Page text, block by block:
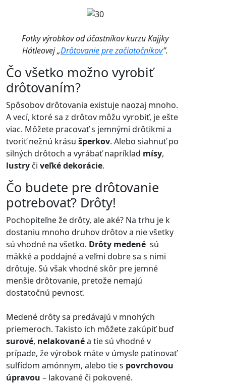
Fotky výrobkov od účastníkov kurzu Kajjky
Hátleovej „Drôtovanie pre začiatočníkov”.
Čo všetko možno vyrobiť
drôtovaním?
Spôsobov drôtovania existuje naozaj mnoho.
A vecí, ktoré sa z drôtov môžu vyrobiť, je ešte
viac. Môžete pracovať s jemnými drôtikmi a
tvoriť nežnú krásu šperkov. Alebo siahnuť po
silných drôtoch a vyrábať napríklad mísy,
lustry či veľké dekorácie.
Čo budete pre drôtovanie
potrebovať? Drôty!
Pochopiteľne že drôty, ale aké? Na trhu je k
dostaniu mnoho druhov drôtov a nie všetky
sú vhodné na všetko. Drôty medené sú
mäkké a poddajné a veľmi dobre sa s nimi
drôtuje. Sú však vhodné skôr pre jemné
menšie drôtovanie, pretože nemajú
dostatočnú pevnosť.
Medené drôty sa predávajú v mnohých
priemeroch. Takisto ich môžete zakúpiť buď
surové, nelakovanéa tie sú vhodné v
prípade, že výrobok máte v úmysle patinovať
sulfídom amónnym, alebo tie s povrchovou
úpravou – lakované či pokovené.